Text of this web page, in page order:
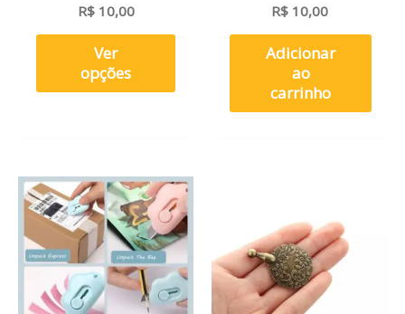
R$10,00
Ver
opções
na
do
R$10,00
Adicionar
ao
carrinho
Este
produto
tem
várias
variantes.